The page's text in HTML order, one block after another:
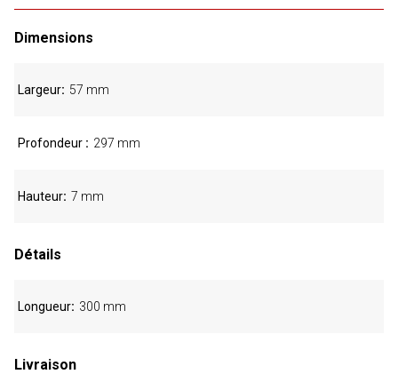
Dimensions
Largeur 57 mm
Profondeur 297 mm
Hauteur 7 mm
Détails
Longueur 300 mm
Livraison